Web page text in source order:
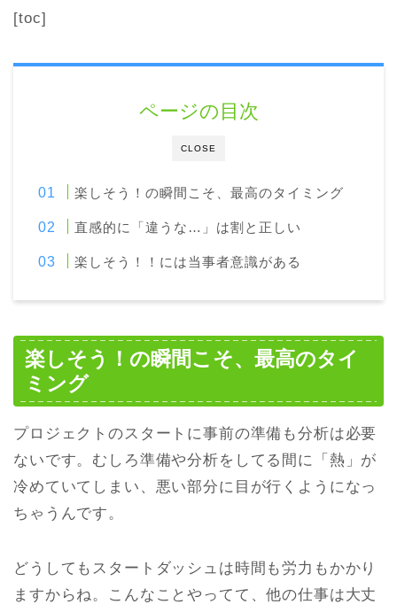
[toc]
CLOSE
ページの目次
楽しそう！の瞬間こそ、最高のタイミング
直感的に「違うな…」は割と正しい
楽しそう！！には当事者意識がある
楽しそう！の瞬間こそ、最高のタイ
ミング
プロジェクトのスタートに事前の準備も分析は必要
ないです。むしろ準備や分析をしてる間に「熱」が
冷めていてしまい、悪い部分に目が行くようになっ
ちゃうんです。
どうしてもスタートダッシュは時間も労力もかかり
ますからね。こんなことやってて、他の仕事は大丈